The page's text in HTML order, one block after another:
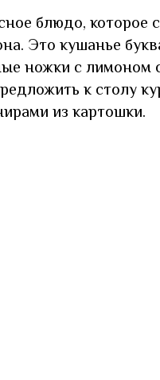
блюдо, которое
Это кушанье
ножки с
к столу
из картошки.